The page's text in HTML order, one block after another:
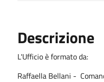
Descrizione
L'Ufficio è formato da:
Raffaella Bellani -